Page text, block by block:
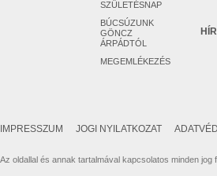
SZÜLETÉSNAP
BÚCSÚZUNK
GÖNCZ
ÁRPÁDTÓL
MEGEMLÉKEZÉS
IMPRESSZUM JOGI NYILATKOZAT
Az oldallal és annak tartalmával kapcsolatos minden jog